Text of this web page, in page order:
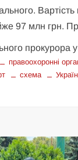
Вартість
97 млн грн.
прокурора
правоохоронні
схема